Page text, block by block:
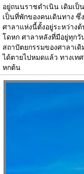
อยู่ถนนราชดำเนิน เดิมเป็
เป็นที่พักของคนเดินทาง ซึ่
ศาลาแห่งนี้ตั้งอยู่ระหว่าง
โดหก ศาลาหลังที่มีอยู่ทุก
สถาปัตยกรรมของศาลาเ
ได้ตายไปหมดแล้ว ทางเท
หกต้น